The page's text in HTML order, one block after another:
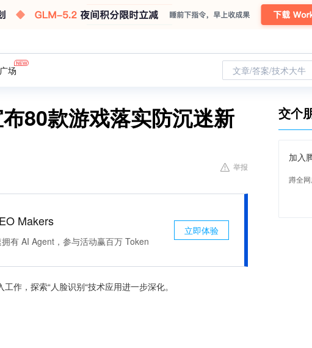
场 文章/答案/技术大牛
80款游戏落实防沉迷新
举报
Makers
有 AI Agent，参与活动赢百万 Token
立即体验
作，探索“人脸识别“技术应用进一步深化。
交个
加入
蹲全